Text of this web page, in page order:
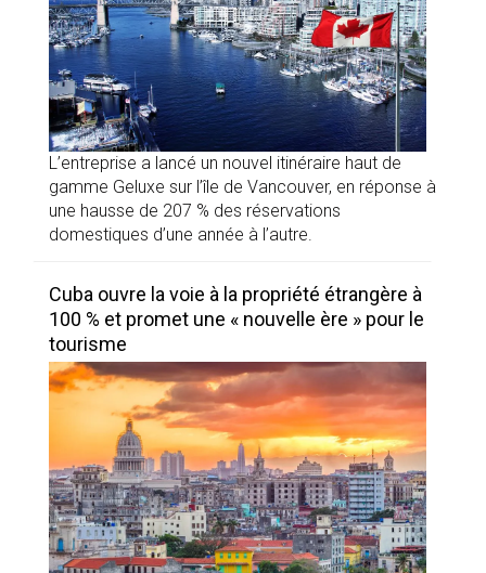
L’entreprise a lancé un nouvel itinéraire haut de
gamme Geluxe sur l’île de Vancouver, en réponse à
une hausse de 207 % des réservations
domestiques d’une année à l’autre.
Cuba ouvre la voie à la propriété étrangère à
100 % et promet une « nouvelle ère » pour le
tourisme